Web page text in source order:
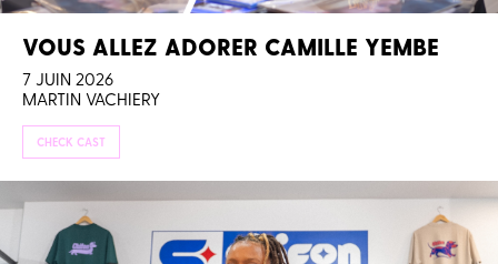
VOUS ALLEZ ADORER CAMILLE YEMBE
7 JUIN 2026
MARTIN VACHIERY
CHECK CAST